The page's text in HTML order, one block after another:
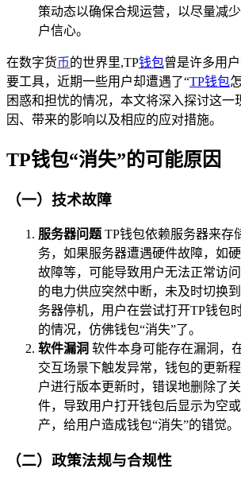
策动态以确保合规运营，以尽量减
户信心。
在数字货币的世界里,TP钱包曾是许多用
要工具，近期一些用户却遭遇了“TP钱包
困惑和担忧的情况，本文将深入探讨这一
因、带来的影响以及相应的应对措施。
TP钱包“消失”的可能原因
（一）技术故障
服务器问题TP钱包依赖服务器来存
务，如果服务器遭遇硬件故障，如
故障等，可能导致用户无法正常访
的电力供应突然中断，未及时切换
务器停机，用户在尝试打开TP钱包
的情况，仿佛钱包“消失”了。
软件漏洞 软件本身可能存在漏洞，
交互场景下触发异常，钱包的更新
户进行版本更新时，错误地删除了
件，导致用户打开钱包后显示为空
产，给用户造成钱包“消失”的错觉。
（二）政策法规与合规性